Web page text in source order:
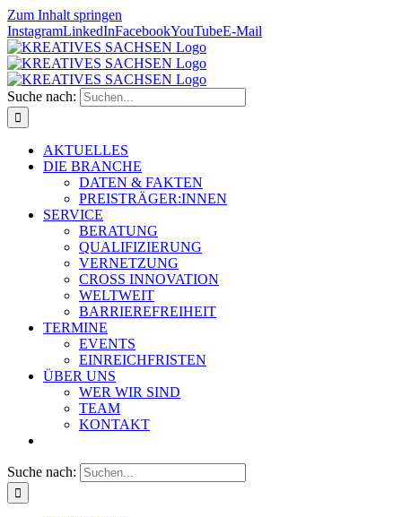
Zum Inhalt springen
InstagramLinkedInFacebookYouTubeE-Mail
Suche nach:
AKTUELLES
DIE BRANCHE
DATEN & FAKTEN
PREISTRÄGER:INNEN
SERVICE
BERATUNG
QUALIFIZIERUNG
VERNETZUNG
CROSS INNOVATION
WELTWEIT
BARRIEREFREIHEIT
TERMINE
EVENTS
EINREICHFRISTEN
ÜBER UNS
WER WIR SIND
TEAM
KONTAKT
Suche nach: